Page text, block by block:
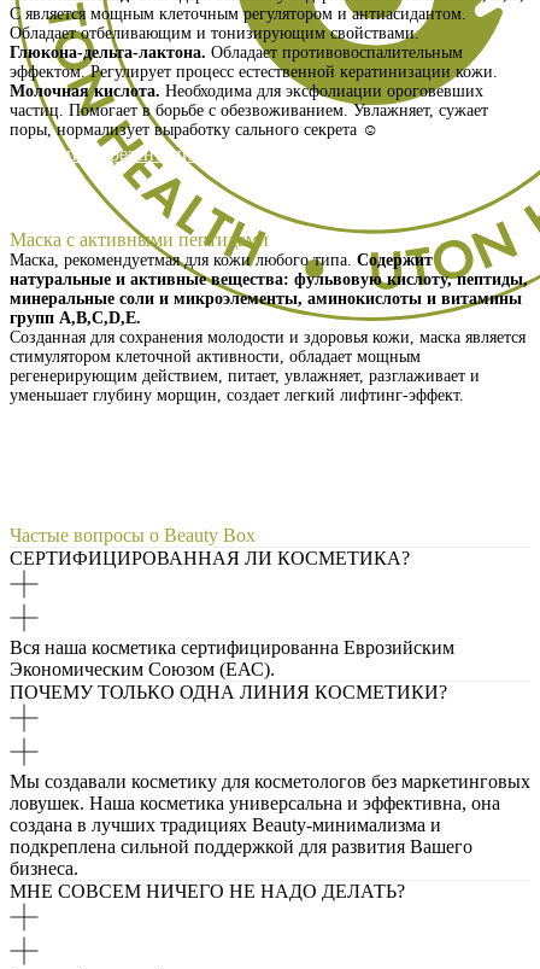
С является мощным клеточным регулятором и антиасидантом.
Обладает отбеливающим и тонизирующим свойствами.
Глюкона-дельта-лактона. Обладает противовоспалительным
эффектом. Регулирует процесс естественной кератинизации кожи.
Молочная кислота. Необходима для эксфолиации ороговевших
частиц. Помогает в борьбе с обезвоживанием. Увлажняет, сужает
поры, нормализует выработку сального секрета ☺️
Получить презентацию
Маска с активными пептидами
Маска, рекомендуетмая для кожи любого типа. Содержит
натуральные и активные вещества: фульвовую кислоту, пептиды,
минеральные соли и микроэлементы, аминокислоты и витамины
групп А,В,С,D,Е.
Созданная для сохранения молодости и здоровья кожи, маска является
стимулятором клеточной активности, обладает мощным
регенерирующим действием, питает, увлажняет, разглаживает и
уменьшает глубину морщин, создает легкий лифтинг-эффект.
Частые вопросы о Beauty Box
СЕРТИФИЦИРОВАННАЯ ЛИ КОСМЕТИКА?
Вся наша косметика сертифицированна Еврозийским
Экономическим Союзом (ЕАС).
ПОЧЕМУ ТОЛЬКО ОДНА ЛИНИЯ КОСМЕТИКИ?
Мы создавали косметику для косметологов без маркетинговых
ловушек. Наша косметика универсальна и эффективна, она
создана в лучших традициях Beauty-минимализма и
подкреплена сильной поддержкой для развития Вашего
бизнеса.
МНЕ СОВСЕМ НИЧЕГО НЕ НАДО ДЕЛАТЬ?